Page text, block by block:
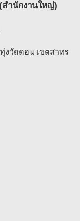
สำนักงานใหญ่)
งวัดดอน เขตสาทร